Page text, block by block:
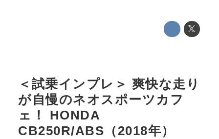
＜試乗インプレ＞ 爽快な走り
が自慢のネオスポーツカフ
ェ！ HONDA
CB250R/ABS（2018年）